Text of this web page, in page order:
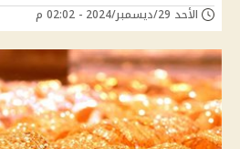
الأحد 29/ديسمبر/2024 - 02:02 م